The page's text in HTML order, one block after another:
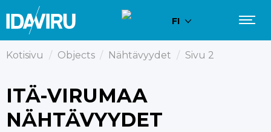
FI
Kotisivu / Objects / Nähtävyydet / Sivu 2
ITÄ-VIRUMAA
NÄHTÄVYYDET